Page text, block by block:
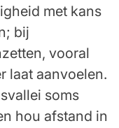
met kans
bij
vooral
laat aanvoelen.
soms
hou afstand in